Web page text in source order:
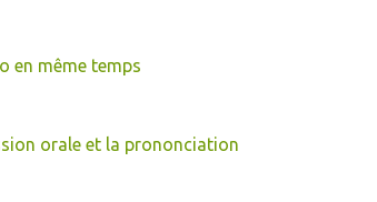
en même temps
orale et la prononciation